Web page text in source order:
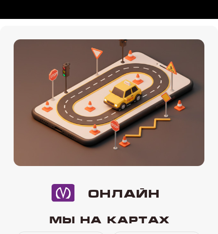
10.05
-онлайн (вторник и четверг)
Даты старта групп
и их расписание
+7 (911) 920-15-22
Теория Онлайн
Подробности по телефону